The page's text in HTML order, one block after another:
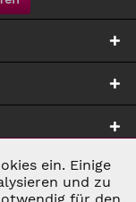
Aktivein. Einige
und zu